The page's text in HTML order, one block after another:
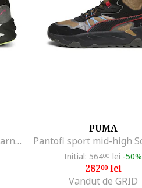
Pantofi sport de plasa cu garnituri de piele intoarsa ecologica TRC Blaze, Negru
PUMA
Initial: 56400 lei -50%
28200lei
Vandut de GRID